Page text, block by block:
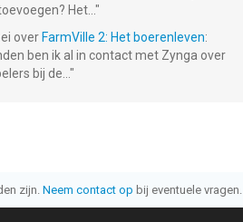
Het... "
over FarmVille 2: Het boerenleven:
ben ik al in contact met Zynga over
bij de... "
zijn. Neem contact op bij eventuele vragen.